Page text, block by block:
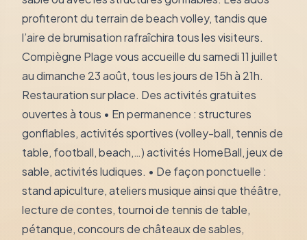
profiteront du terrain de beach volley, tandis que
l’aire de brumisation rafraîchira tous les visiteurs.
Compiègne Plage vous accueille du samedi 11 juillet
au dimanche 23 août, tous les jours de 15h à 21h.
Restauration sur place. Des activités gratuites
ouvertes à tous • En permanence : structures
gonflables, activités sportives (volley-ball, tennis de
table, football, beach,…) activités HomeBall, jeux de
sable, activités ludiques. • De façon ponctuelle :
stand apiculture, ateliers musique ainsi que théâtre,
lecture de contes, tournoi de tennis de table,
pétanque, concours de châteaux de sables,